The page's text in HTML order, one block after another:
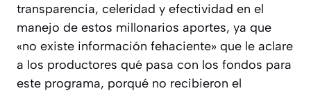
transparencia, celeridad y efectividad en el
manejo de estos millonarios aportes, ya que
«no existe información fehaciente» que le aclare
a los productores qué pasa con los fondos para
este programa, porqué no recibieron el